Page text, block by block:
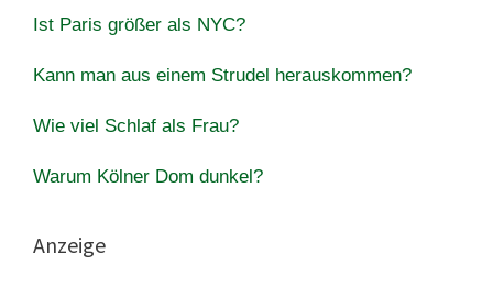
Ist Paris größer als NYC?
Kann man aus einem Strudel herauskommen?
Wie viel Schlaf als Frau?
Warum Kölner Dom dunkel?
Anzeige